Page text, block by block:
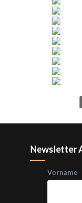
Newsletter
Vorname